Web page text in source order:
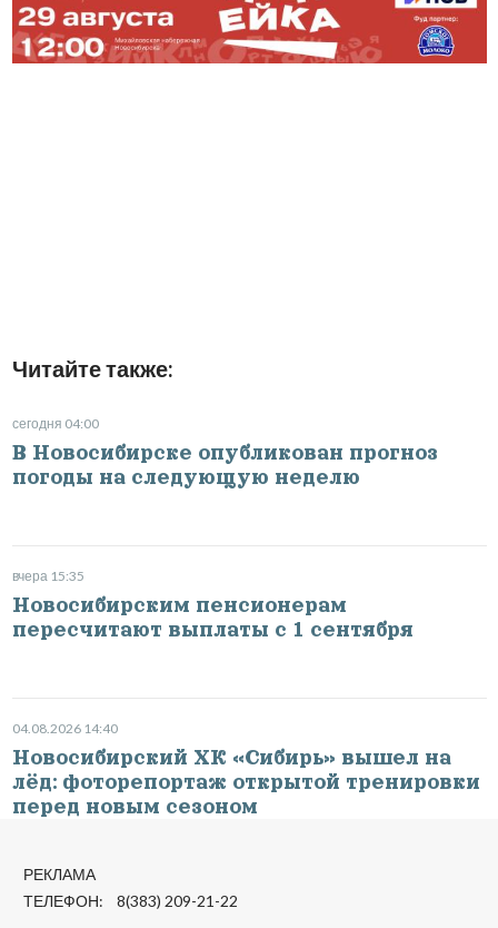
Читайте также:
сегодня 04:00
В Новосибирске опубликован прогноз
погоды на следующую неделю
вчера 15:35
Новосибирским пенсионерам
пересчитают выплаты с 1 сентября
04.08.2026 14:40
Новосибирский ХК «Сибирь» вышел на
лёд: фоторепортаж открытой тренировки
перед новым сезоном
РЕКЛАМА
ТЕЛЕФОН: 8(383) 209-21-22